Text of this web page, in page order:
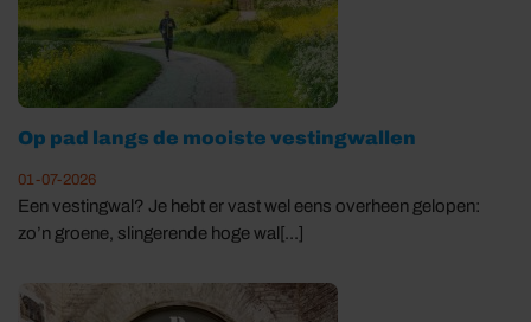
Op pad langs de mooiste vestingwallen
01-07-2026
Een vestingwal? Je hebt er vast wel eens overheen gelopen:
zo’n groene, slingerende hoge wal[...]